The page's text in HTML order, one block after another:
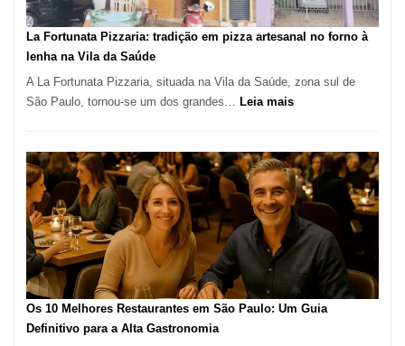
Mais
Icônicos
La Fortunata Pizzaria: tradição em pizza artesanal no forno à
lenha na Vila da Saúde
A La Fortunata Pizzaria, situada na Vila da Saúde, zona sul de
São Paulo, tornou-se um dos grandes… Leia mais:
Pizzaria:
tradição
em
pizza
artesanal
forno
à
Os 10 Melhores Restaurantes em São Paulo: Um Guia
Definitivo para a Alta Gastronomia